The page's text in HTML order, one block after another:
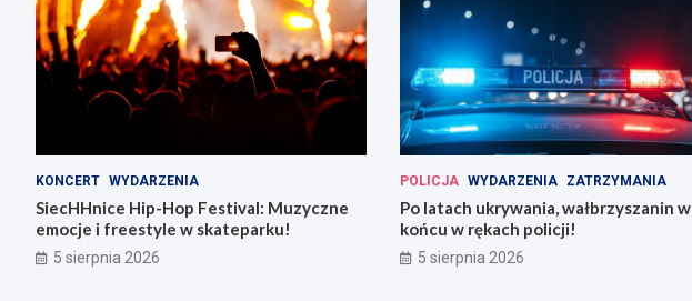
KONCERT WYDARZENIA
SiecHHnice Hip-Hop Festival: Muzyczne
emocje i freestyle w skateparku!
5 sierpnia 2026
POLICJA WYDARZENIA ZATRZYMANIA
Po latach ukrywania, wałbrzyszanin w
końcu w rękach policji!
5 sierpnia 2026